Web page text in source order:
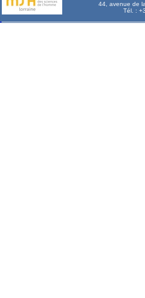
44, avenue de
Tél. :